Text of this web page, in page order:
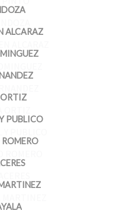
ALCARAZ
PUBLICO